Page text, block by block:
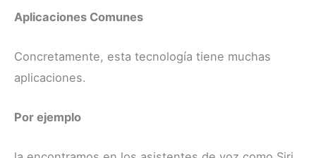
Aplicaciones Comunes
Concretamente, esta tecnología tiene muchas
aplicaciones.
Por ejemplo